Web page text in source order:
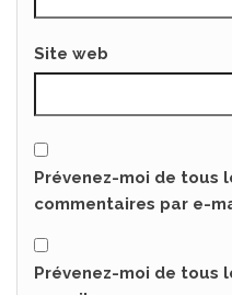
Site web
Prévenez-moi de tous
commentaires par e-
Prévenez-moi de tous